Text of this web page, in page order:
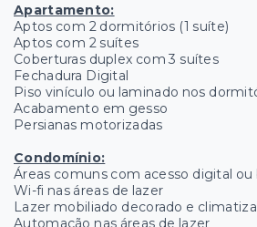
Apartamento:
Aptos com 2 dormitórios (1 suíte)
Aptos com 2 suítes
Coberturas duplex com 3 suítes
Fechadura Digital
Piso vinículo ou laminado nos
Acabamento em gesso
Persianas motorizadas
Condomínio:
Áreas comuns com acesso digital
Wi-fi nas áreas de lazer
Lazer mobiliado decorado e
Automação nas áreas de lazer